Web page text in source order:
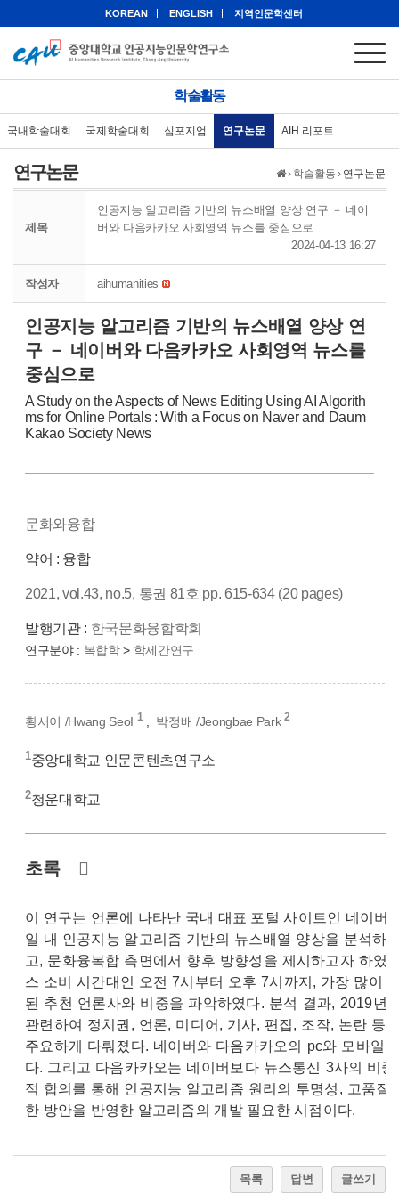
KOREAN ENGLISH 지역인문학센터
학술활동
국내학술대회 국제학술대회 심포지엄 연구논문 AIH 리포트
› 학술활동 › 연구논문
연구논문
제목
인공지능 알고리즘 기반의 뉴스배열 양상 연구 － 네이
버와 다음카카오 사회영역 뉴스를 중심으로
2024-04-13 16:27
작성자 aihumanities
인공지능 알고리즘 기반의 뉴스배열 양상 연
구 － 네이버와 다음카카오 사회영역 뉴스를
중심으로
A Study on the Aspects of News Editing Using AI Algorith
ms for Online Portals : With a Focus on Naver and Daum
Kakao Society News
문화와융합
약어 : 융합
2021, vol.43, no.5, 통권 81호 pp. 615-634 (20 pages)
발행기관 : 한국문화융합학회
연구분야 : 복합학> 학제간연구
황서이 /Hwang SeoI 1, 박정배 /Jeongbae Park 2
1중앙대학교 인문콘텐츠연구소
2청운대학교
초록
이 연구는 언론에 나타난 국내 대표 포털 사이트인 네이
일 내 인공지능 알고리즘 기반의 뉴스배열 양상을 분석하
고, 문화융복합 측면에서 향후 방향성을 제시하고자 하
스 소비 시간대인 오전 7시부터 오후 7시까지, 가장 많이
된 추천 언론사와 비중을 파악하였다. 분석 결과, 2019년
관련하여 정치권, 언론, 미디어, 기사, 편집, 조작, 논란 등
주요하게 다뤄졌다. 네이버와 다음카카오의 pc와 모바일
다. 그리고 다음카카오는 네이버보다 뉴스통신 3사의 비
적 합의를 통해 인공지능 알고리즘 원리의 투명성, 고품
한 방안을 반영한 알고리즘의 개발 필요한 시점이다.
목록 답변 글쓰기